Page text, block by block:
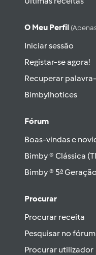
O Meu Perfil
Iniciar sessão
Registar-se agora!
Recuperar
Bimbylhotices
Fórum
Boas-vindas e
Bimby ® Clássica
Bimby ® 5ª
Procurar
Procurar receita
Pesquisar no fórum
Procurar utilizador